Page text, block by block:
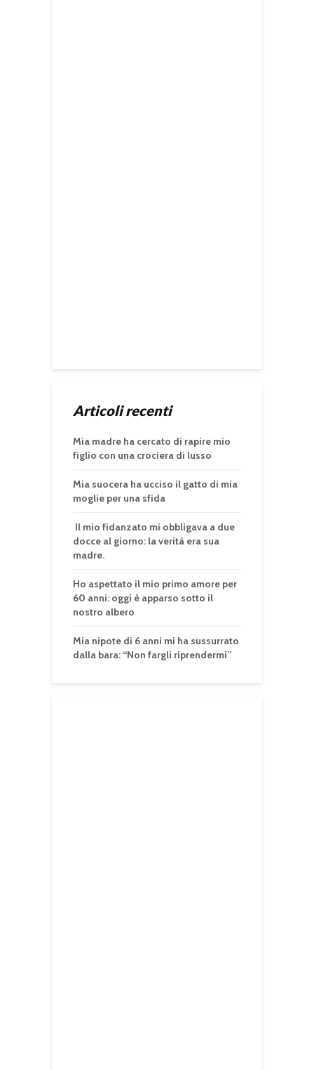
Articoli recenti
Mia madre ha cercato di rapire mio
figlio con una crociera di lusso
Mia suocera ha ucciso il gatto di mia
moglie per una sfida
Il mio fidanzato mi obbligava a due
docce al giorno: la verità era sua
madre.
Ho aspettato il mio primo amore per
60 anni: oggi è apparso sotto il
nostro albero
Mia nipote di 6 anni mi ha sussurrato
dalla bara: “Non fargli riprendermi”